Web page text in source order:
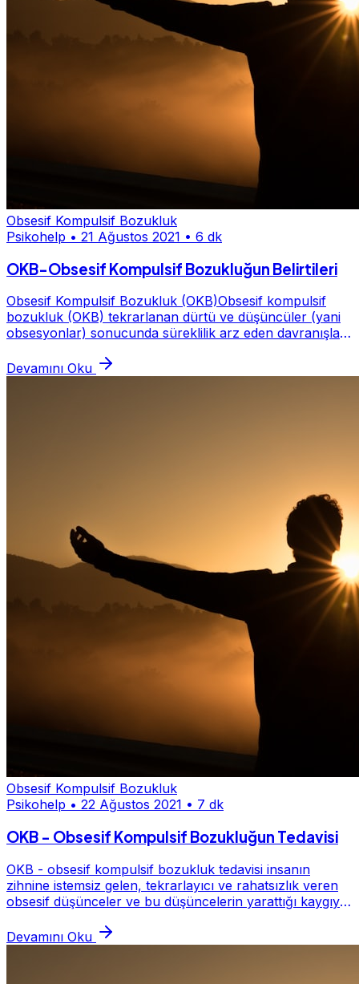
Obsesif Kompulsif Bozukluk
Psikohelp • 21 Ağustos 2021 • 6 dk
OKB-Obsesif Kompulsif Bozukluğun Belirtileri
Obsesif Kompulsif Bozukluk (OKB)Obsesif kompulsif
bozukluk (OKB) tekrarlanan dürtü ve düşüncüler (yani
obsesyonlar) sonucunda süreklilik arz eden davranışlar
Devamını Oku
Obsesif Kompulsif Bozukluk
Psikohelp • 22 Ağustos 2021 • 7 dk
OKB - Obsesif Kompulsif Bozukluğun Tedavisi
OKB - obsesif kompulsif bozukluk tedavisi insanın
zihnine istemsiz gelen, tekrarlayıcı ve rahatsızlık veren
obsesif düşünceler ve bu düşüncelerin yarattığı kaygıyı
Devamını Oku